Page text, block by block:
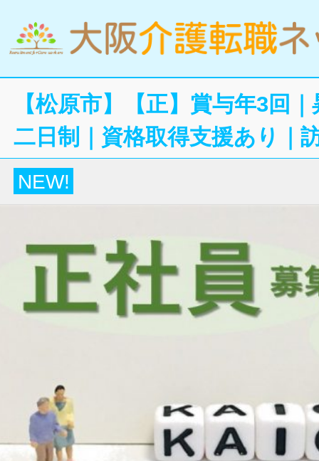
【松原市】【正】賞与年3回
二日制｜資格取得支援あり｜
NEW!